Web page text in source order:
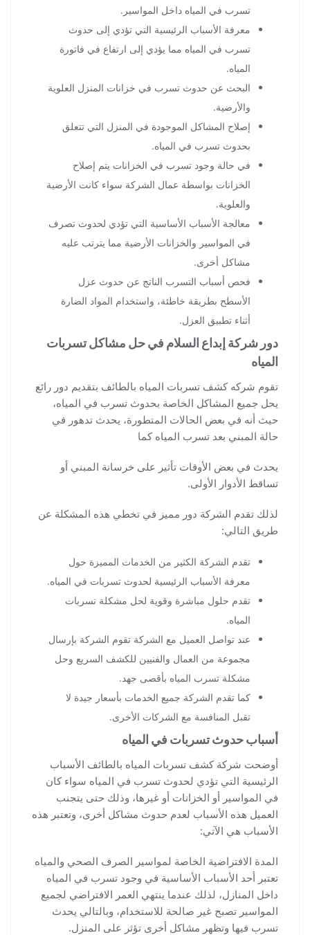
تسرب في المياه داخل المواسير.
معرفة الأسباب الرئيسية التي تؤدي إلى حدوث
تسرب في المياه مما يؤدي إلى ارتفاع في فاتورة
المياه.
البحث عن حدوث تسرب في خزانات المنزل العلوية
والأرضية.
إصلاح المشاكل الموجودة في المنزل التي تتعلق
بحدوث تسرب في المياه.
في حالة وجود تسرب في الخزانات يتم إصلاح
الخزانات بواسطة عمال الشركة سواء كانت الأرضية
والعلوية.
معالجة الأسباب الأساسية التي تؤدي لحدوث تصرف
في المواسير والخزانات الأرضية مما يترتب عليه
مشاكل أخرى.
فحص أسباب التسرب الناتج عن حدوث عزل
الأسطح بطريقة خاطئة، واستخدام المواد الضارة
أثناء تطبيق العزل.
دور شركة إبداع السلام في حل مشاكل تسربات
المياه
تقوم شركه كشف تسربات المياه بالطائف بتقديم دور رائع
يحل جميع المشاكل الخاصة بحدوث تسرب في المياه،
حيث أنه في بعض الحالات المتطورة، يحدث تدهور في
حالة المبني بعد تسرب المياه كما
يحدث في بعض الأوقات تأثير على خرسانة المبني أو
تساقط الأدوار الأولى.
لذلك تقدم الشركة دور مميز في تخطي هذه المشكلة عن
طريق التالي:
تقدم الشركة الكثير من الخدمات المميزة حول
معرفة الأسباب الرئيسية لحدوث تسربات في المياه.
تقدم حلول مباشرة وقوية لحل مشكلة تسربات
المياه.
عند تواصل العميل مع الشركة تقوم الشركة بإرسال
مجموعة من العمال والفنيين للكشف السريع وحل
مشكلة تسرب المياه بأقصى جهد.
كما تقدم الشركة جميع الخدمات بأسعار جيدة لا
تقبل المنافسة مع الشركات الأخرى.
أسباب حدوث تسربات في المياه
أوضحت شركة كشف تسربات المياه بالطائف الأسباب
الرئيسية التي تؤدي لحدوث تسرب في المياه سواء كان
في المواسير أو الخزانات أو غيرها، وذلك حتى يتجنب
العميل هذه الأسباب لعدم حدوث مشاكل أخرى، وتعتبر هذه
الأسباب هي الآتي:
المدة الافتراضية الخاصة لمواسير الصرف الصحي والمياه
تعتبر أحد الأسباب الأساسية في وجود تسرب في المياه
داخل المنازل، لذلك عندما ينتهي العمر الافتراضي لجميع
المواسير تصبح غير صالحة للاستخدام، وبالتالي يحدث
تسرب فيها وتظهر مشاكل أخرى تؤثر على المنزل.